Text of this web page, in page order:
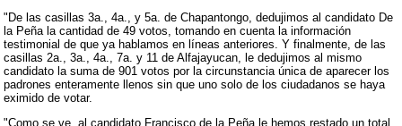
"De las casillas 3a., 4a., y 5a. de Chapantongo, dedujimos al candidato De
la Peña la cantidad de 49 votos, tomando en cuenta la información
testimonial de que ya hablamos en líneas anteriores. Y finalmente, de las
casillas 2a., 3a., 4a., 7a. y 11 de Alfajayucan, le dedujimos al mismo
candidato la suma de 901 votos por la circunstancia única de aparecer los
padrones enteramente llenos sin que uno solo de los ciudadanos se haya
eximido de votar.
"Como se ve, al candidato Francisco de la Peña le hemos restado un total